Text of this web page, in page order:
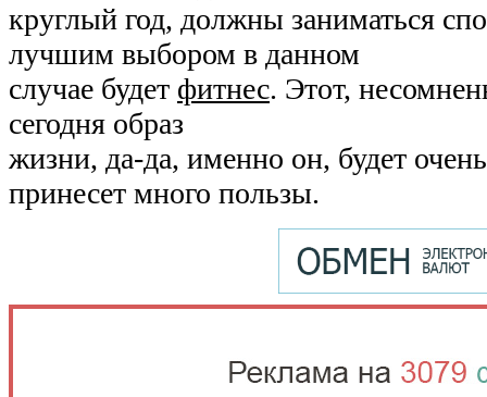
круглый год, должны заниматься
лучшим выбором в данном
случае будет фитнес. Этот,
сегодня образ
жизни, да-да, именно он, будет
принесет много пользы.